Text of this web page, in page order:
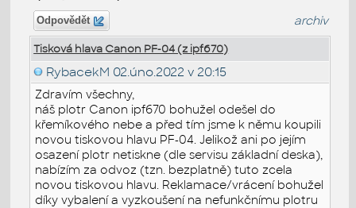
Odpovědět archiv
Tisková hlava Canon PF-04 (z ipf670)
RybacekM 02.úno.2022 v 20:15
Zdravím všechny,
náš plotr Canon ipf670 bohužel odešel do
křemíkového nebe a před tím jsme k němu koupili
novou tiskovou hlavu PF-04. Jelikož ani po jejím
osazení plotr netiskne (dle servisu základní deska),
nabízím za odvoz (tzn. bezplatně) tuto zcela
novou tiskovou hlavu. Reklamace/vrácení bohužel
díky vybalení a vyzkoušení na nefunkčnímu plotru